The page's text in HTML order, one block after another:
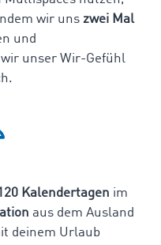
Indem wir uns zwei Mal
und
unser Wir-Gefühl
Kalendertagen im
aus dem Ausland
deinem Urlaub